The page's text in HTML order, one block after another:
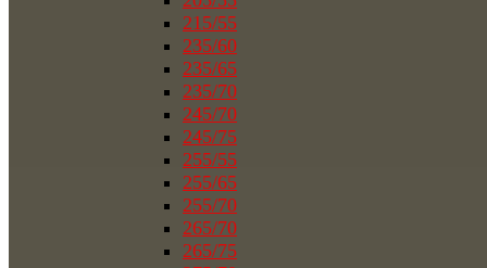
215/55
235/60
235/65
235/70
245/70
245/75
255/55
255/65
255/70
265/70
265/75